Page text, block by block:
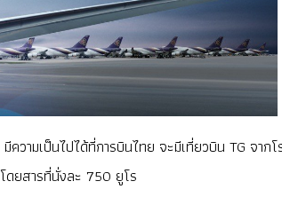
ามเป็นไปได้ที่การบินไทย จะมีเที่ยวบิน TG จาก
ยสารที่นั่งละ 750 ยูโร